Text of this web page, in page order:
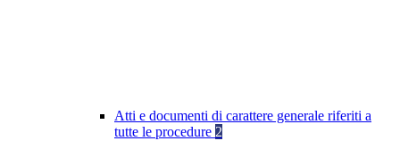
Atti e documenti di carattere generale riferiti a
tutte le procedure 2